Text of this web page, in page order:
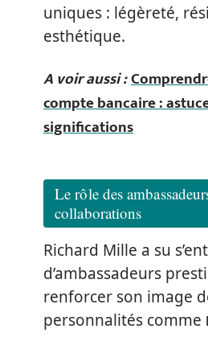
uniques : légèreté,
esthétique.
A voir aussi :
compte bancaire :
significations
Le rôle des
collaborations
Richard Mille a su
d’ambassadeurs
renforcer son image
personnalités comme